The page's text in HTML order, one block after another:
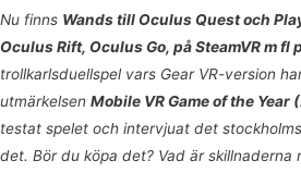
Nu finns Wands till Oculus Quest och
Oculus Rift, Oculus Go, på SteamVR m fl
trollkarlsduellspel vars Gear VR-version
utmärkelsen Mobile VR Game of the Year
testat spelet och intervjuat det
det. Bör du köpa det? Vad är skillnaderna